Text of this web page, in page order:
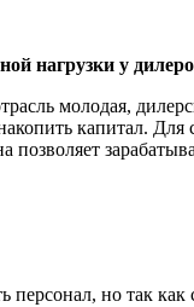
нагрузки у
молодая,
капитал.
позволяет
но так